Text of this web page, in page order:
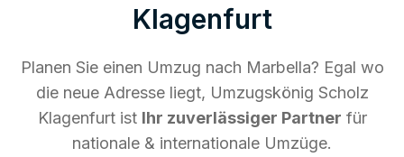
Klagenfurt
Planen Sie einen Umzug nach Marbella? Egal wo
die neue Adresse liegt, Umzugskönig Scholz
Klagenfurt ist Ihr zuverlässiger Partner für
nationale & internationale Umzüge.